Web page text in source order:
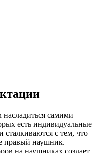
самими
есть индивидуальные
с тем, что
правый наушник.